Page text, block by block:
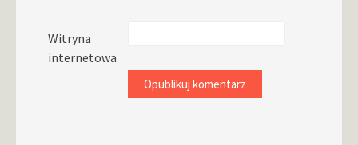
Witryna
internetowa